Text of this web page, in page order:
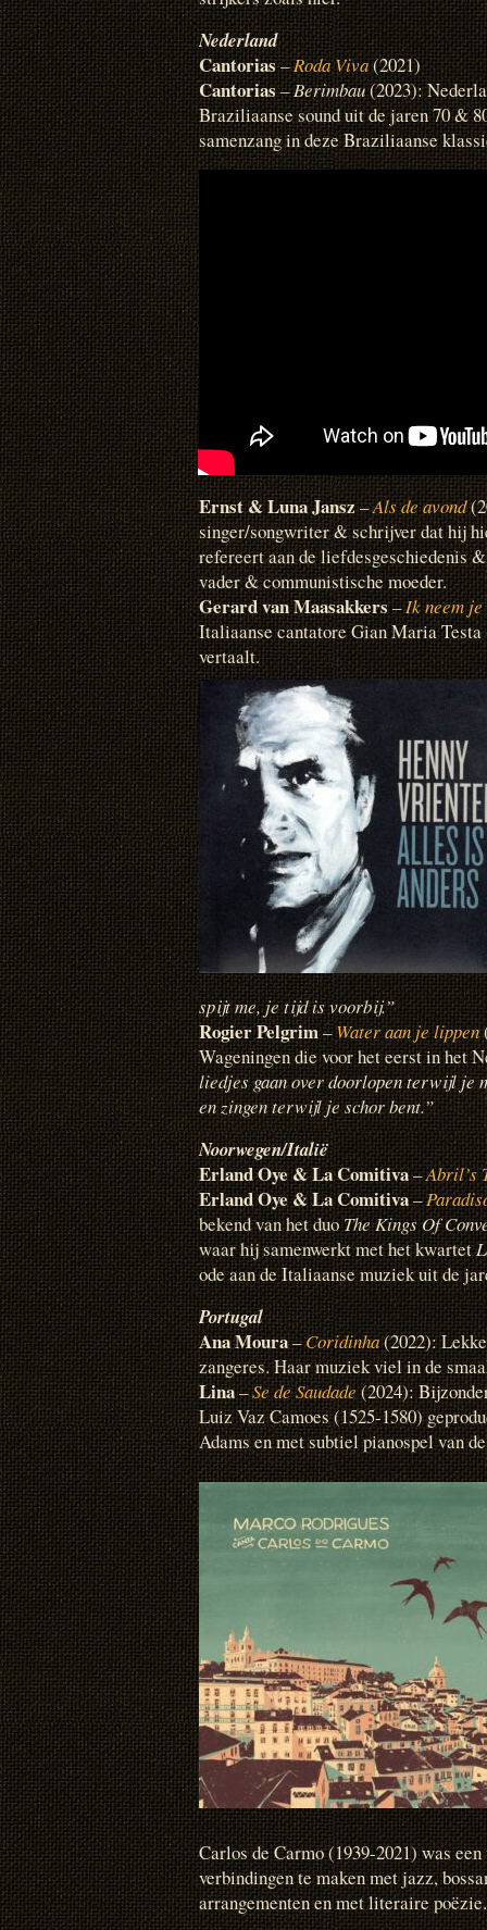
Nederland
Cantorias–Roda Viva(2021)
Cantorias–Berimbau(2023):
Braziliaanse sound uit de jaren 70 &
samenzang in deze Braziliaanse
Ernst & Luna Jansz–Als de avond
singer/songwriter & schrijver dat hij
refereert aan de liefdesgeschiedenis
vader & communistische moeder.
Gerard van Maasakkers–Ik neem je
Italiaanse cantatore Gian Maria
vertaalt.
spijt me, je tijd is voorbij.”
Rogier Pelgrim–Water aan je lippen
Wageningen die voor het eerst in het
liedjes gaan over doorlopen terwijl je
en zingen terwijl je schor bent.”
Noorwegen/Italië
Erland Oye & La Comitiva–Abril’s
Erland Oye & La Comitiva–
bekend van het duoThe Kings Of
waar hij samenwerkt met het kwartet
ode aan de Italiaanse muziek uit de
Portugal
Ana Moura–Coridinha(2022):
zangeres. Haar muziek viel in de
Lina–Se de Saudade(2024):
Luiz Vaz Camoes (1525-1580)
Adams en met subtiel pianospel van
Carlos de Carmo (1939-2021) was
verbindingen te maken met jazz,
arrangementen en met literaire poëzie.